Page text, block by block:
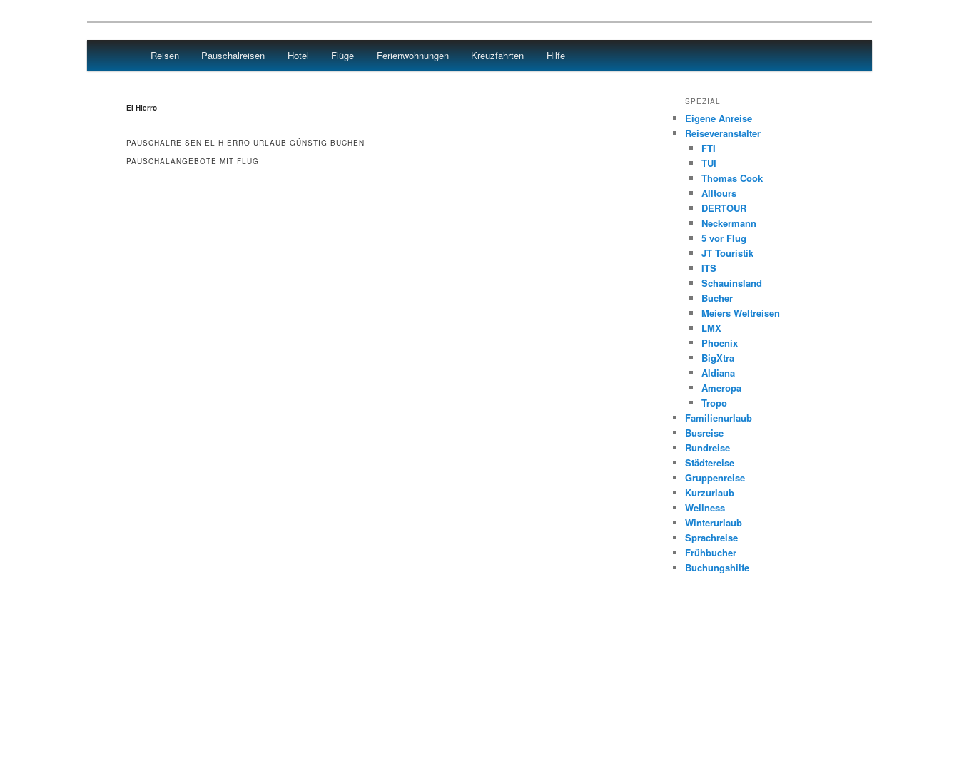
Reisen Hotel Flug
Main menu
Skip to primary content
Skip to secondary content
Reisen Pauschalreisen Hotel Flüge Ferienwohnungen Kreuzfahrten Hilfe
El Hierro
PAUSCHALREISEN EL HIERRO URLAUB GÜNSTIG BUCHEN
PAUSCHALANGEBOTE MIT FLUG
SPEZIAL
Eigene Anreise
Reiseveranstalter
FTI
TUI
Thomas Cook
Alltours
DERTOUR
Neckermann
5 vor Flug
JT Touristik
ITS
Schauinsland
Bucher
Meiers Weltreisen
LMX
Phoenix
BigXtra
Aldiana
Ameropa
Tropo
Familienurlaub
Busreise
Rundreise
Städtereise
Gruppenreise
Kurzurlaub
Wellness
Winterurlaub
Sprachreise
Frühbucher
Buchungshilfe